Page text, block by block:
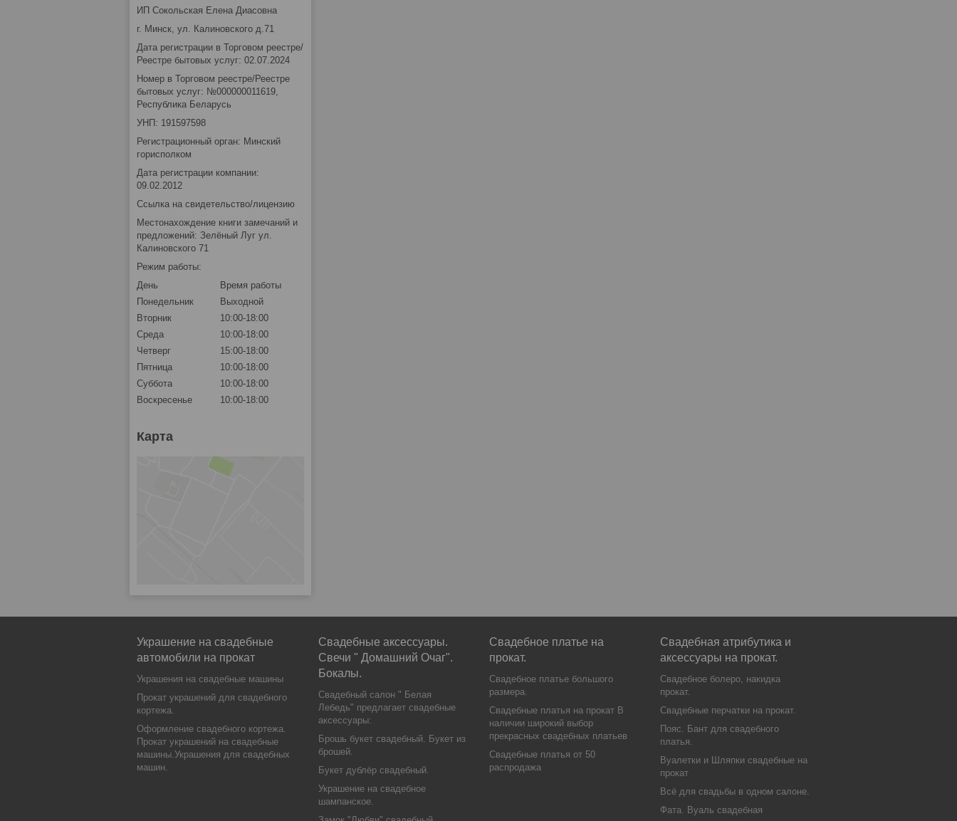
ИП Сокольская Елена Диасовна
г. Минск, ул. Калиновского д.71
Дата регистрации в Торговом реестре/
Реестре бытовых услуг: 02.07.2024
Номер в Торговом реестре/Реестре
бытовых услуг: №000000011619,
Республика Беларусь
УНП: 191597598
Регистрационный орган: Минский
горисполком
Дата регистрации компании:
09.02.2012
Ссылка на свидетельство/лицензию
Местонахождение книги замечаний и
предложений: Зелёный Луг ул.
Калиновского 71
Режим работы:
День
Время работы
Понедельник
Выходной
Вторник
10:00-18:00
Среда
10:00-18:00
Четверг
15:00-18:00
Пятница
10:00-18:00
Суббота
10:00-18:00
Воскресенье
10:00-18:00
Карта
Украшение на свадебные
автомобили на прокат
Украшения на свадебные машины
Прокат украшений для свадебного
кортежа.
Оформление свадебного кортежа.
Прокат украшений на свадебные
машины.Украшения для свадебных
машин.
Свадебные аксессуары.
Свечи " Домашний Очаг".
Бокалы.
Свадебный салон " Белая
Лебедь" предлагает свадебные
аксессуары:
Брошь букет свадебный. Букет из
брошей.
Букет дублёр свадебный.
Украшение на свадебное
шампанское.
Свадебное платье на
прокат.
Свадебное платье большого
размера.
Свадебные платья на прокат В
наличии широкий выбор
прекрасных свадебных платьев
Свадебные платья от 50
распродажа
Свадебная атрибутика и
аксессуары на прокат.
Свадебное болеро, накидка
прокат.
Свадебные перчатки на прокат.
Пояс. Бант для свадебного
платья.
Вуалетки и Шляпки свадебные на
прокат
Всё для свадьбы в одном салоне.
Фата. Вуаль свадебная